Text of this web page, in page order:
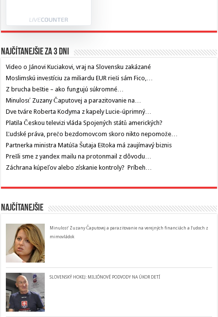
Najčítanejšie za 3 dni
Video o Jánovi Kuciakovi, vraj na Slovensku zakázané
Moslimskú investíciu za miliardu EUR rieši sám Fico,…
Z brucha beštie – ako fungujú súkromné…
Minulosť Zuzany Čaputovej a parazitovanie na…
Dve tváre Roberta Kodyma z kapely Lucie-úprimný…
Platila Českou televizi vláda Spojených států amerických?
Ľudské práva, prečo bezdomovcom skoro nikto nepomože…
Partnerka ministra Matúša Šutaja Eštoka má zaujímavý biznis
Prešli sme z yandex mailu na protonmail z dôvodu…
Záchrana kúpeľov alebo získanie kontroly? Príbeh…
Najčítanejšie
Minulosť Zuzany Čaputovej a parazitovanie na verejných financiách a ľudoch z
mimovládok
SLOVENSKÝ HOKEJ: MILIÓNOVÉ PODVODY NA ÚKOR DETÍ